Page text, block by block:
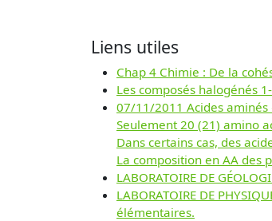
Liens utiles
Chap 4 Chimie : De la
Les composés halogénés
07/11/2011 Acides
Seulement 20 (21) amino
Dans certains cas, des
La composition en AA des
LABORATOIRE DE
LABORATOIRE DE
élémentaires.